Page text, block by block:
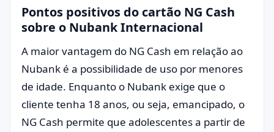
Pontos positivos do cartão NG Cash
sobre o Nubank Internacional
A maior vantagem do NG Cash em relação ao
Nubank é a possibilidade de uso por menores
de idade. Enquanto o Nubank exige que o
cliente tenha 18 anos, ou seja, emancipado, o
NG Cash permite que adolescentes a partir de